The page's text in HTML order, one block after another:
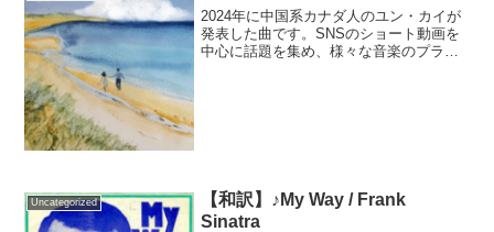
2024年に中国系カナダ人のユン・カイが
発表した曲です。SNSのショート動画を
中心に話題を集め、様々な音楽のプラッ
Uncategorized
【和訳】♪My Way / Frank
Sinatra